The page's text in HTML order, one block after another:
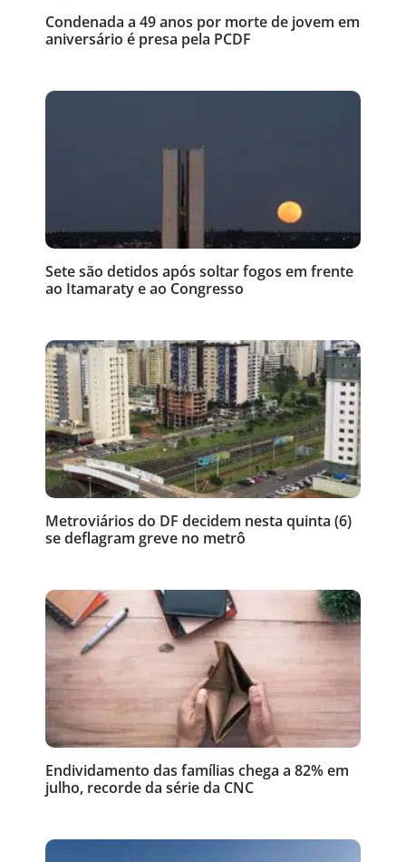
Condenada a 49 anos por morte de jovem em
aniversário é presa pela PCDF
Sete são detidos após soltar fogos em frente
ao Itamaraty e ao Congresso
Metroviários do DF decidem nesta quinta (6)
se deflagram greve no metrô
Endividamento das famílias chega a 82% em
julho, recorde da série da CNC